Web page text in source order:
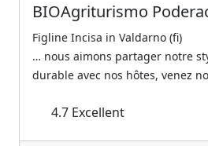
BIOAgriturismo
Figline Incisa in Valdarno (fi)
… nous aimons partager notre
durable avec nos hôtes, venez
4.7 Excellent